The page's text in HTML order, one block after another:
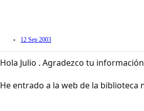
12 Sep 2003
Hola Julio . Agradezco tu
He entrado a la web de la biblioteca